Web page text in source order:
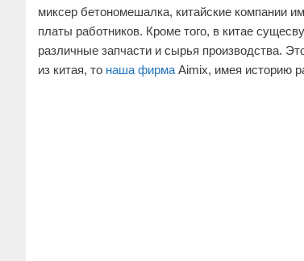
миксер бетономешалка, китайские компании
платы работников. Кроме того, в китае
различные запчасти и сырья производства.
из китая, то наша фирма Aimix, имея историю